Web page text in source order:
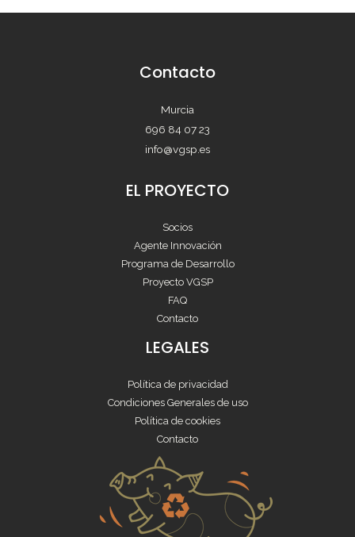
Contacto
Murcia
696 84 07 23
info@vgsp.es
EL PROYECTO
Socios
Agente Innovación
Programa de Desarrollo
Proyecto VGSP
FAQ
Contacto
LEGALES
Política de privacidad
Condiciones Generales de uso
Política de cookies
Contacto